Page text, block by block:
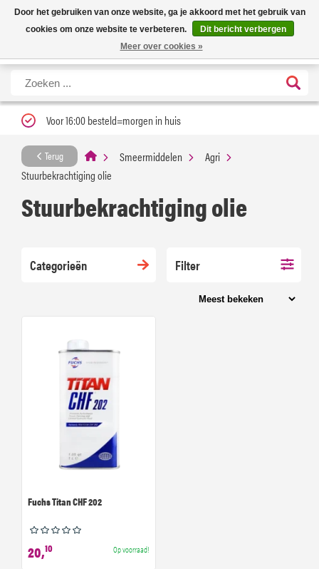
Nieuwe levertijd: 1 tot 3 werkdagen | Nu 25% korting op gehele assortiment
Carfume met kortingscode ''verfrissend''
X
Voor 16:00 besteld=morgen in huis
Terug Smeermiddelen
Agri
Stuurbekrachtiging olie
Stuurbekrachtiging olie
Categorieën Filter
Fuchs Titan CHF 202
20,10 Op voorraad!
Door het gebruiken van onze website, ga je akkoord met het gebruik van
cookies om onze website te verbeteren.
Dit bericht verbergen
Meer over cookies »